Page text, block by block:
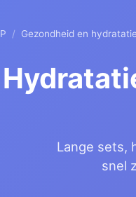
P / Gezondheid en hydratatie
Lange sets,
snel